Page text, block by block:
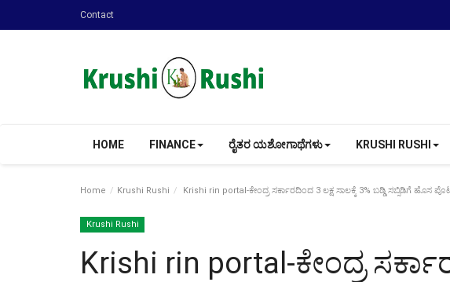
Contact
HOME FINANCE ರೈತರ ಯಶೋಗಾಥೆಗಳು KRUSHI RUSHI
Home Krushi Rushi Krishi rin portal-ಕೇಂದ್ರ ಸರ್ಕಾರದಿಂದ 3 ಲಕ್ಷ ಸಾಲಕ್ಕೆ 3% ಬಡ್ಡಿ ಸಬ್ಸಿಡಿಗೆ ಹೊಸ
Krushi Rushi
Krishi rin portal-ಕೇಂದ್ರ